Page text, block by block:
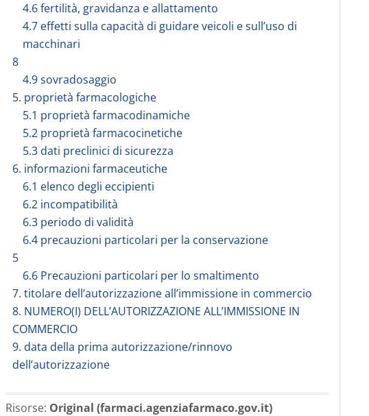
4.6 fertilità, gravidanza e allattamento
4.7 effetti sulla capacità di guidare veicoli e sull’uso di
macchinari
8
4.9 sovradosaggio
5. proprietà farmacologiche
5.1 proprietà farmacodinamiche
5.2 proprietà farmacocinetiche
5.3 dati preclinici di sicurezza
6. informazioni farmaceutiche
6.1 elenco degli eccipienti
6.2 incompatibilità
6.3 periodo di validità
6.4 precauzioni particolari per la conservazione
5
6.6 Precauzioni particolari per lo smaltimento
7. titolare dell’autorizzazione all’immissione in commercio
8. NUMERO(I) DELL’AUTORIZZAZIONE ALL’IMMISSIONE IN
COMMERCIO
9. data della prima autorizzazione/rinnovo
dell’autorizzazione
Risorse: Original (farmaci.agenziafarmaco.gov.it)